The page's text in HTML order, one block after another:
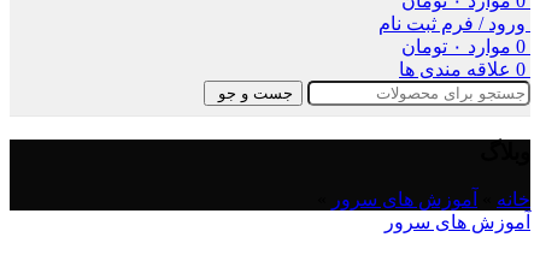
ورود / فرم ثبت نام
0 موارد ۰ تومان
0 علاقه مندی ها
جست و جو
خانه آموزش های سرور
آموزش های سرور